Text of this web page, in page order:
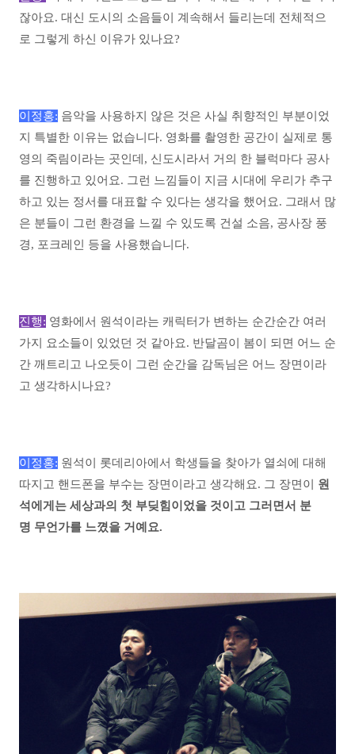
잖아요. 대신 도시의 소음들이 계속해서 들리는데 전체적으
로 그렇게 하신 이유가 있나요?
이정홍: 음악을 사용하지 않은 것은 사실 취향적인 부분이었
지 특별한 이유는 없습니다. 영화를 촬영한 공간이 실제로 통
영의 죽림이라는 곳인데, 신도시라서 거의 한 블럭마다 공사
를 진행하고 있어요. 그런 느낌들이 지금 시대에 우리가 추구
하고 있는 정서를 대표할 수 있다는 생각을 했어요. 그래서 많
은 분들이 그런 환경을 느낄 수 있도록 건설 소음, 공사장 풍
경, 포크레인 등을 사용했습니다.
진행: 영화에서 원석이라는 캐릭터가 변하는 순간순간 여러
가지 요소들이 있었던 것 같아요. 반달곰이 봄이 되면 어느 순
간 깨트리고 나오듯이 그런 순간을 감독님은 어느 장면이라
고 생각하시나요?
이정홍: 원석이 롯데리아에서 학생들을 찾아가 열쇠에 대해
따지고 핸드폰을 부수는 장면이라고 생각해요. 그 장면이 원
석에게는 세상과의 첫 부딪힘이었을 것이고 그러면서 분
명 무언가를 느꼈을 거예요.